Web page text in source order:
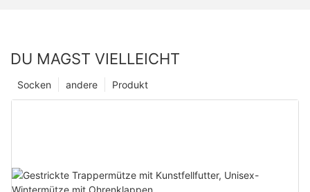
DU MAGST VIELLEICHT
Produkt
andere
Socken